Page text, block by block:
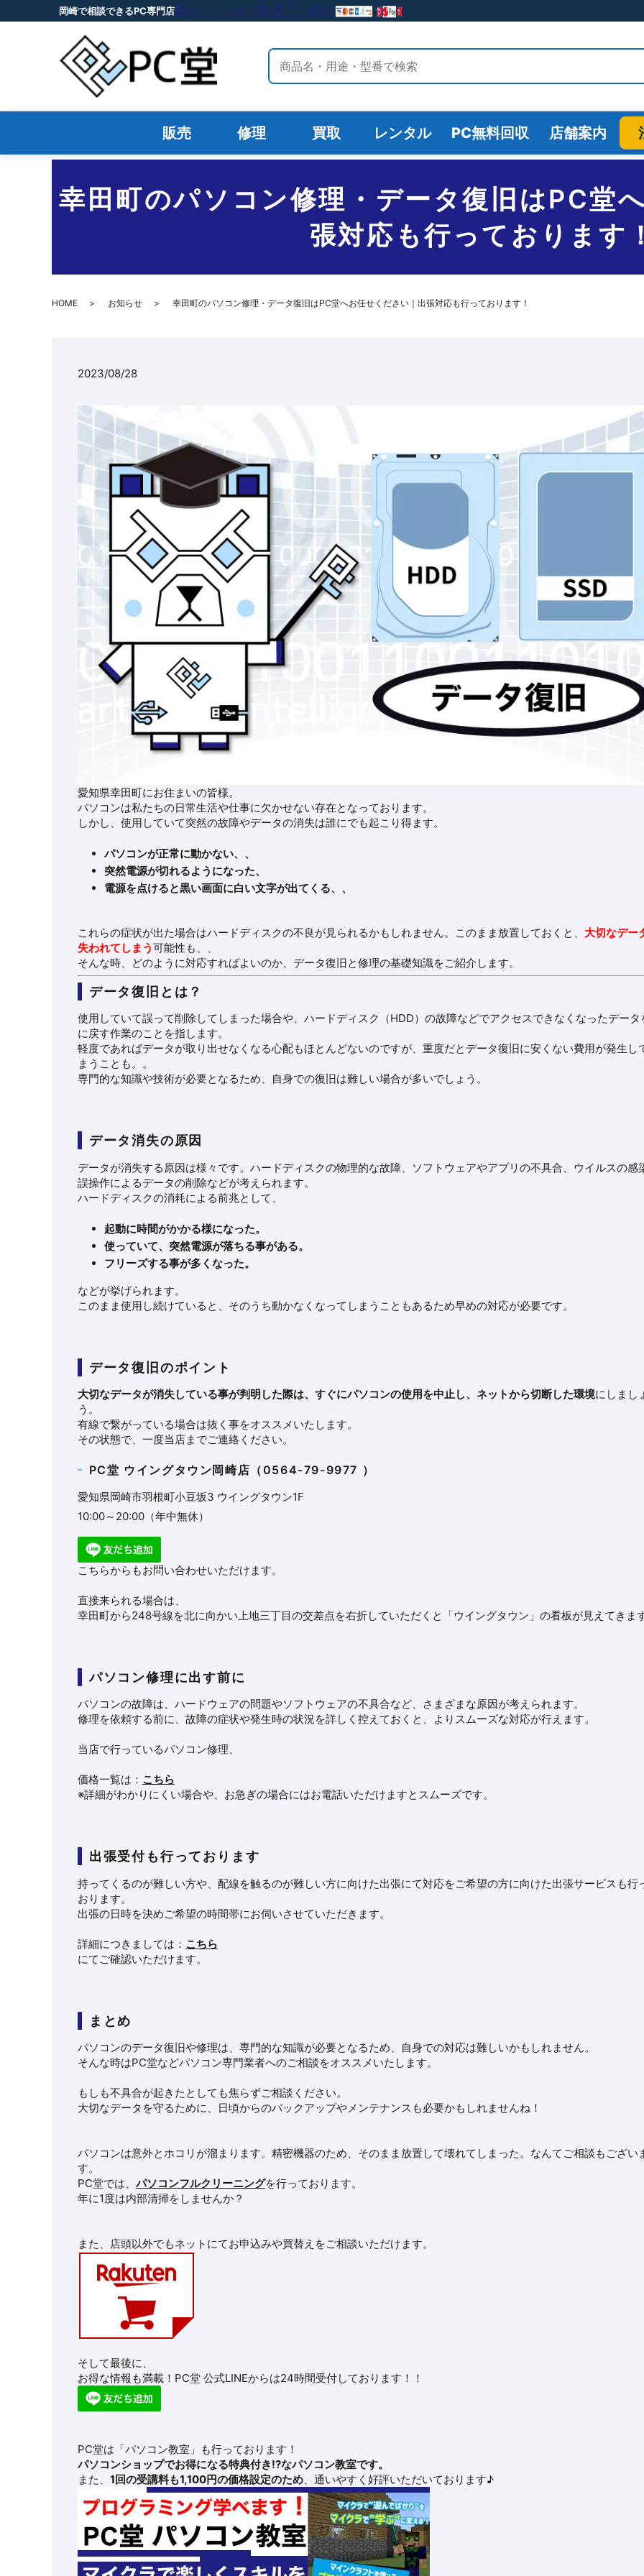
岡崎で相談できるPC専門店
サイト内検索
販売 修理 買取 レンタル PC無料回収 店舗案内
幸田町のパソコン修理・データ復旧はPC堂
張対応も行っております
HOME お知らせ 幸田町のパソコン修理・データ復旧はPC堂へお任せください｜出張対応も行っております！
2023/08/28
愛知県幸田町にお住まいの皆様。
パソコンは私たちの日常生活や仕事に欠かせない存在となっております。
しかし、使用していて突然の故障やデータの消失は誰にでも起こり得ます。
パソコンが正常に動かない、、
突然電源が切れるようになった、
電源を点けると黒い画面に白い文字が出てくる、、
これらの症状が出た場合はハードディスクの不良が見られるかもしれません。このまま放置しておくと、 大切なデー
失われてしまう可能性も、、
そんな時、どのように対応すればよいのか、データ復旧と修理の基礎知識をご紹介します。
データ復旧とは？
使用していて誤って削除してしまった場合や、 ハードディスク（HDD）の故障などでアクセスできなくなったデータ
に戻す作業のことを指します。
軽度であればデータが取り出せなくなる心配もほとんどないのですが、重度だとデータ復旧に安くない費用が発生し
まうことも。。
専門的な知識や技術が必要となるため、自身での復旧は難しい場合が多いでしょう。
データ消失の原因
データが消失する原因は様々です。ハードディスクの物理的な故障、ソフトウェアやアプリの不具合、ウイルスの感
誤操作によるデータの削除などが考えられます。
ハードディスクの消耗による前兆として、
起動に時間がかかる様になった。
使っていて、突然電源が落ちる事がある。
フリーズする事が多くなった。
などが挙げられます。
このまま使用し続けていると、そのうち動かなくなってしまうこともあるため早めの対応が必要です。
データ復旧のポイント
大切なデータが消失している事が判明した際は、すぐにパソコンの使用を中止し、ネットから切断した環境にしまし
う。
有線で繋がっている場合は抜く事をオススメいたします。
その状態で、一度当店までご連絡ください。
PC堂 ウイングタウン岡崎店（0564-79-9977 ）
愛知県岡崎市羽根町小豆坂3 ウイングタウン1F
10:00～20:00（年中無休）
こちらからもお問い合わせいただけます。
直接来られる場合は、
幸田町から248号線を北に向かい上地三丁目の交差点を右折していただくと「ウイングタウン」の看板が見えてきま
パソコン修理に出す前に
パソコンの故障は、ハードウェアの問題やソフトウェアの不具合など、さまざまな原因が考えられます。
修理を依頼する前に、故障の症状や発生時の状況を詳しく控えておくと、よりスムーズな対応が行えます。
当店で行っているパソコン修理、
価格一覧は： こちら
※詳細がわかりにくい場合や、お急ぎの場合にはお電話いただけますとスムーズです。
出張受付も行っております
持ってくるのが難しい方や、配線を触るのが難しい方に向けた出張にて対応をご希望の方に向けた出張サービスも行
おります。
出張の日時を決めご希望の時間帯にお伺いさせていただきます。
詳細につきましては： こちら
にてご確認いただけます。
まとめ
パソコンのデータ復旧や修理は、専門的な知識が必要となるため、自身での対応は難しいかもしれません。
そんな時はPC堂などパソコン専門業者へのご相談をオススメいたします。
もしも不具合が起きたとしても焦らずご相談ください。
大切なデータを守るために、日頃からのバックアップやメンテナンスも必要かもしれませんね！
パソコンは意外とホコリが溜まります。精密機器のため、そのまま放置して壊れてしまった。なんてご相談もござい
す。
PC堂では、 パソコンフルクリーニングを行っております。
年に1度は内部清掃をしませんか？
また、店頭以外でもネットにてお申込みや買替えをご相談いただけます。
そして最後に、
お得な情報も満載！PC堂 公式LINEからは24時間受付しております！！
PC堂は「パソコン教室」も行っております！
パソコンショップでお得になる特典付き!?なパソコン教室です。
また、 1回の受講料も1,100円の価格設定のため、通いやすく好評いただいております♪